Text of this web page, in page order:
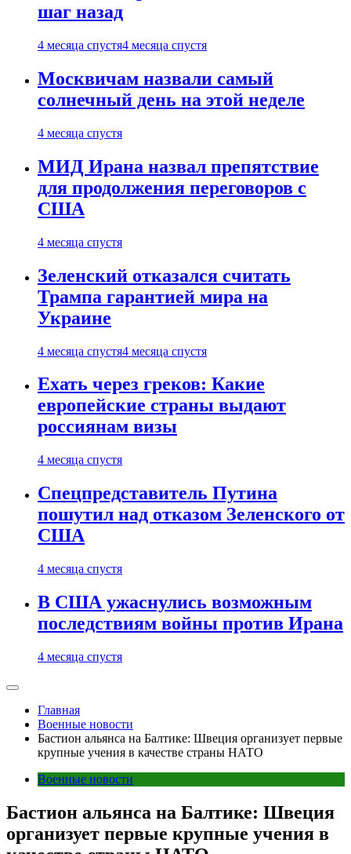
шаг назад
4 месяца спустя4 месяца спустя
Москвичам назвали самый
солнечный день на этой неделе
4 месяца спустя
МИД Ирана назвал препятствие
для продолжения переговоров с
США
4 месяца спустя
Зеленский отказался считать
Трампа гарантией мира на
Украине
4 месяца спустя4 месяца спустя
Ехать через греков: Какие
европейские страны выдают
россиянам визы
4 месяца спустя
Спецпредставитель Путина
пошутил над отказом Зеленского от
США
4 месяца спустя
В США ужаснулись возможным
последствиям войны против Ирана
4 месяца спустя
Главная
Военные новости
Бастион альянса на Балтике: Швеция организует первые
крупные учения в качестве страны НАТО
Военные новости
Бастион альянса на Балтике: Швеция
организует первые крупные учения в